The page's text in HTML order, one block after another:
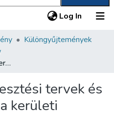
Log In (current)
Különgyűjtemények
Az 1960-as fejlesztési tervek és költségvetések a kerületi tanácsok előtt
tervek és
kerületi